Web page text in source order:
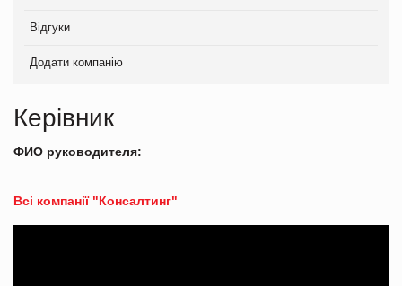
Відгуки
Додати компанію
Керівник
ФИО руководителя:
Всі компанії "Консалтинг"